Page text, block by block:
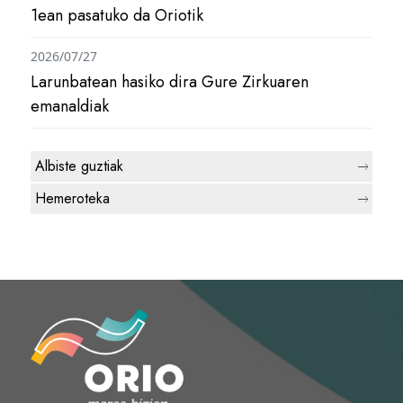
1ean pasatuko da Oriotik
Larunbatean hasiko dira Gure Zirkuaren
emanaldiak
2026/07/27
Albiste guztiak
Hemeroteka